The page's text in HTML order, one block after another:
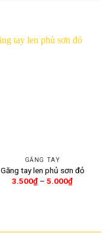
GĂNG TAY
Găng tay len phủ sơn đỏ
3.500₫ – 5.000₫Khoảng